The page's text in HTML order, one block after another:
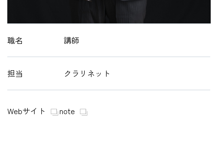
大学紹介
職名 講師
担当 クラリネット
Webサイト note